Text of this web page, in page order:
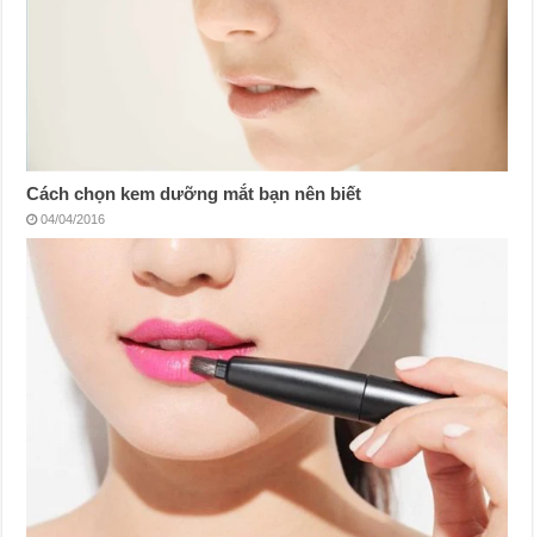
Cách chọn kem dưỡng mắt bạn nên biết
04/04/2016